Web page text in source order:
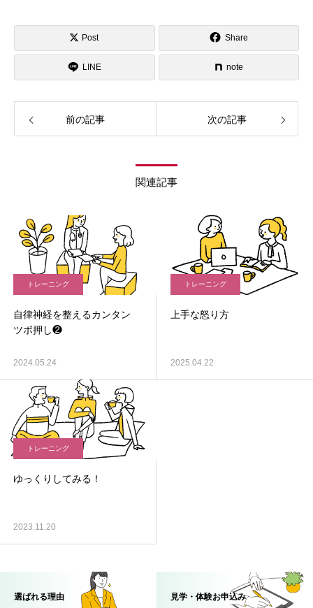
Post Share
LINE note
前の記事 次の記事
関連記事
トレーニング
自律神経を整えるカンタン
ツボ押し❷
2024.05.24
トレーニング
上手な怒り方
2025.04.22
トレーニング
ゆっくりしてみる！
2023.11.20
選ばれる理由 見学・体験お申込み